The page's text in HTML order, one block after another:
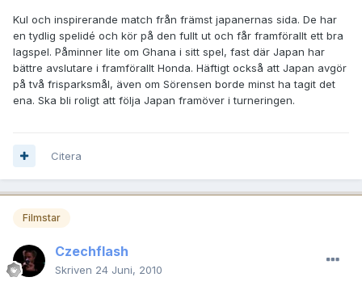
Kul och inspirerande match från främst japanernas sida. De har
en tydlig spelidé och kör på den fullt ut och får framförallt ett bra
lagspel. Påminner lite om Ghana i sitt spel, fast där Japan har
bättre avslutare i framförallt Honda. Häftigt också att Japan avgör
på två frisparksmål, även om Sörensen borde minst ha tagit det
ena. Ska bli roligt att följa Japan framöver i turneringen.
Citera
Filmstar
Czechflash
Skriven 24 Juni, 2010